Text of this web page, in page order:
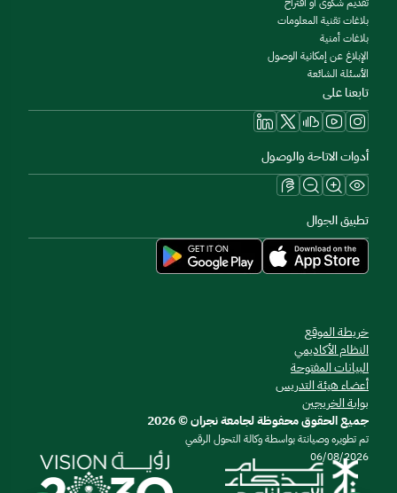
بلاغات تقنية المعلومات
بلاغات أمنية
الإبلاغ عن إمكانية الوصول
الأسئلة الشائعة
تابعنا على
أدوات الاتاحة والوصول
تطبيق الجوال
خريطة الموقع
النظام الأكاديمي
البيانات المفتوحة
أعضاء هيئة التدريس
بوابة الخريجين
جميع الحقوق محفوظة لجامعة نجران © 2026
تم تطويره وصيانتة بواسطة وكالة التحول الرقمي
06/08/2026